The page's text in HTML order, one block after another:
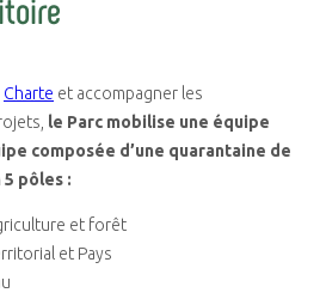
Charte et accompagner les
le Parc mobilise une équipe
composée d’une quarantaine de
5 pôles :
et forêt
et Pays